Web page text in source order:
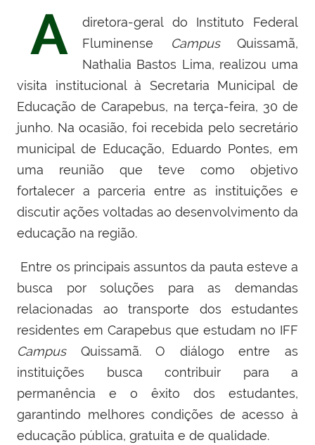
A
diretora-geral do Instituto Federal
Fluminense
CampusQuissamã,
Nathalia Bastos Lima, realizou uma
visita institucional à Secretaria Municipal de
Educação de Carapebus, na terça-feira, 30 de
junho. Na ocasião, foi recebida pelo secretário
municipal de Educação, Eduardo Pontes, em
uma reunião que teve como objetivo
fortalecer a parceria entre as instituições e
discutir ações voltadas ao desenvolvimento da
educação na região.
Entre os principais assuntos da pauta esteve a
busca por soluções para as demandas
relacionadas ao transporte dos estudantes
residentes em Carapebus que estudam no IFF
CampusQuissamã. O diálogo entre as
instituições busca contribuir para a
permanência e o êxito dos estudantes,
garantindo melhores condições de acesso à
educação pública, gratuita e de qualidade.